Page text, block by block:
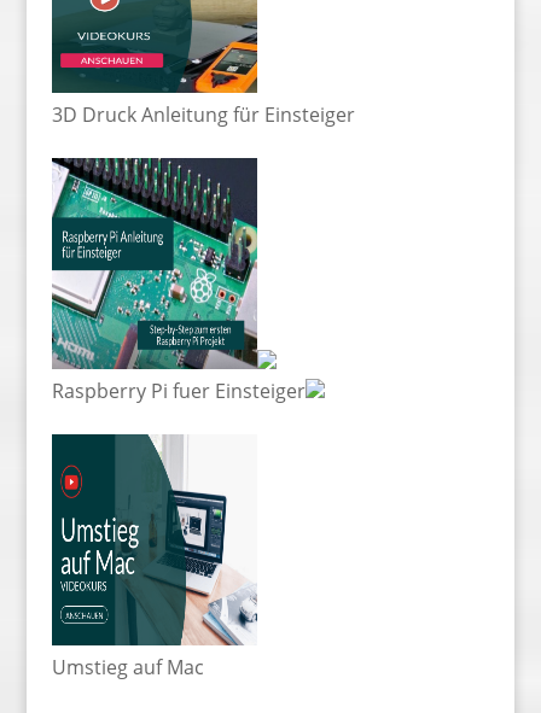
3D Druck Anleitung für Einsteiger
Raspberry Pi fuer Einsteiger
Umstieg auf Mac